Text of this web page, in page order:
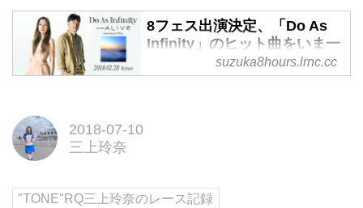
（日）に行われる鈴鹿8耐。開催
まで1ヶ月を切りました。鈴鹿8耐
では熱いのはレースだけじゃない
んです。グルメでも熱い戦いが繰
8フェス出演決定、「Do As
Infinity」のヒット曲をいま一
度おさらいしておこう！ - "コ
カ・コーラ"鈴鹿8耐 特設サイ
suzuka8hours.lrnc.cc
2018-07-10
三上玲奈
"TONE"RQ三上玲奈のレース記録